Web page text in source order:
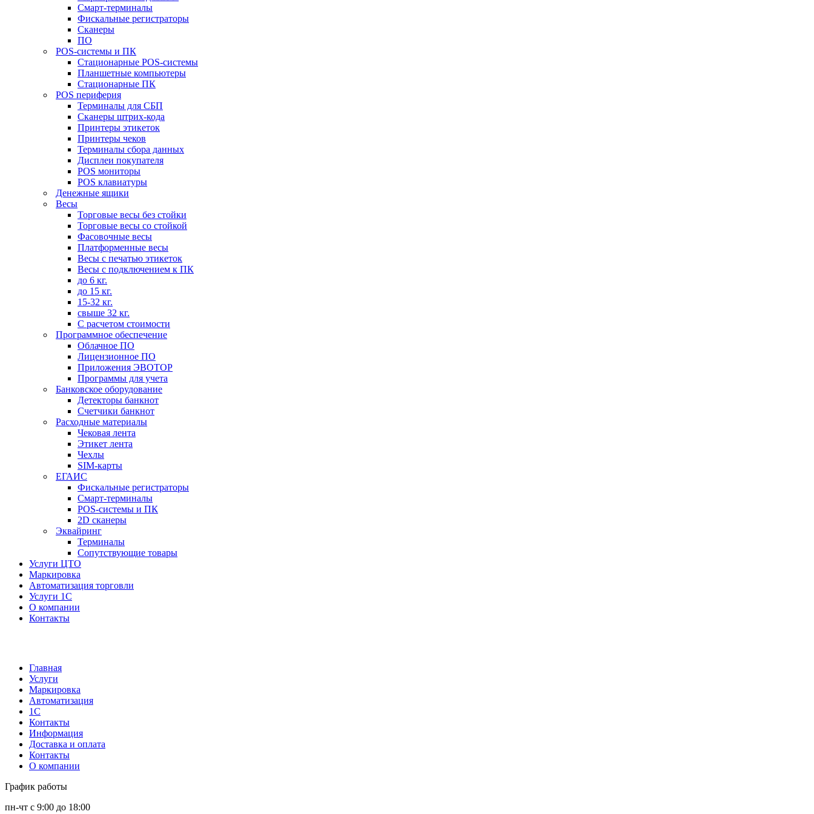
Смарт-терминалы
Фискальные регистраторы
Сканеры
ПО
POS-системы и ПК
Стационарные POS-системы
Планшетные компьютеры
Стационарные ПК
POS периферия
Терминалы для СБП
Сканеры штрих-кода
Принтеры этикеток
Принтеры чеков
Терминалы сбора данных
Дисплеи покупателя
POS мониторы
POS клавиатуры
Денежные ящики
Весы
Торговые весы без стойки
Торговые весы со стойкой
Фасовочные весы
Платформенные весы
Весы с печатью этикеток
Весы с подключением к ПК
до 6 кг.
до 15 кг.
15-32 кг.
свыше 32 кг.
С расчетом стоимости
Программное обеспечение
Облачное ПО
Лицензионное ПО
Приложения ЭВОТОР
Программы для учета
Банковское оборудование
Детекторы банкнот
Счетчики банкнот
Расходные материалы
Чековая лента
Этикет лента
Чехлы
SIM-карты
ЕГАИС
Фискальные регистраторы
Смарт-терминалы
POS-системы и ПК
2D сканеры
Эквайринг
Терминалы
Сопутствующие товары
Услуги ЦТО
Маркировка
Автоматизация торговли
Услуги 1С
О компании
Контакты
Главная
Услуги
Маркировка
Автоматизация
1С
Контакты
Информация
Доставка и оплата
Контакты
О компании
График работы
пн-чт с 9:00 до 18:00